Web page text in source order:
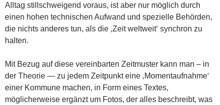
Alltag stillschweigend voraus, ist aber nur möglich durch
einen hohen technischen Aufwand und spezielle Behörden,
die nichts anderes tun, als die ‚Zeit weltweit‘ synchron zu
halten.
Mit Bezug auf diese vereinbarten Zeitmuster kann man – in
der Theorie — zu jedem Zeitpunkt eine ‚Momentaufnahme‘
einer Kommune machen, in Form eines Textes,
möglicherweise ergänzt um Fotos, der alles beschreibt, was